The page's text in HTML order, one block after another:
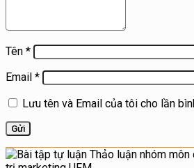
Tên *
Email *
Lưu tên và Email của tôi cho lần